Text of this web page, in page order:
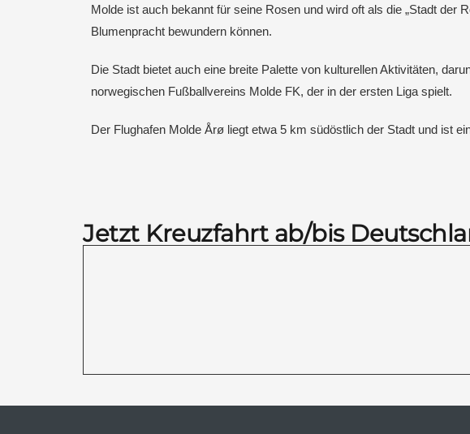
Molde ist auch bekannt für seine Rosen und wird oft als die „Stadt der
Blumenpracht bewundern können.
Die Stadt bietet auch eine breite Palette von kulturellen Aktivitäten,
norwegischen Fußballvereins Molde FK, der in der ersten Liga spielt.
Der Flughafen Molde Årø liegt etwa 5 km südöstlich der Stadt und ist
Jetzt Kreuzfahrt ab/bis